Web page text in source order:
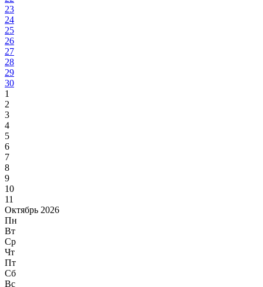
23
24
25
26
27
28
29
30
1
2
3
4
5
6
7
8
9
10
11
Октябрь 2026
Пн
Вт
Ср
Чт
Пт
Сб
Вс